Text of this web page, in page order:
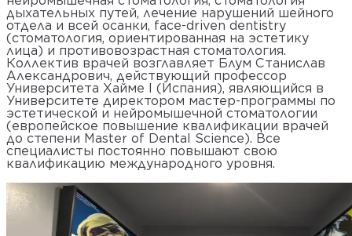
дыхательных путей, лечение нарушений шейного
отдела и всей осанки, face-driven dentistry
(стоматология, ориентированная на эстетику
лица) и противовозрастная стоматология.
Коллектив врачей возглавляет Блум Станислав
Александрович, действующий профессор
Университета Хайме I (Испания), являющийся в
Университете директором мастер-программы по
эстетической и нейромышечной стоматологии
(европейское повышение квалификации врачей
до степени Master of Dental Science). Все
специалисты постоянно повышают свою
квалификацию международного уровня.